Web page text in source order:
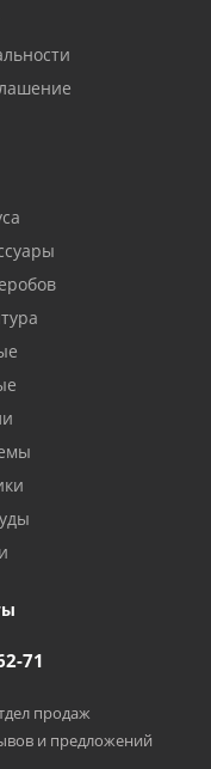
71
продаж
и предложений